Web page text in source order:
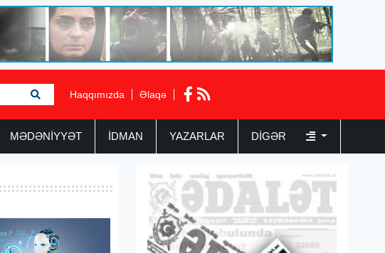
Haqqımızda Əlaqə
MƏDƏNİYYƏT İDMAN YAZARLAR DIGƏR